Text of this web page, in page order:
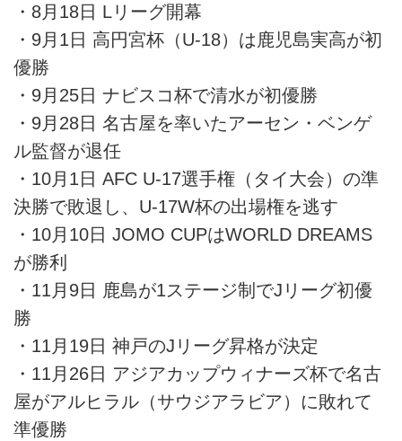
・8月18日 Lリーグ開幕
・9月1日 高円宮杯（U-18）は鹿児島実高が初
優勝
・9月25日 ナビスコ杯で清水が初優勝
・9月28日 名古屋を率いたアーセン・ベンゲ
ル監督が退任
・10月1日 AFC U-17選手権（タイ大会）の準
決勝で敗退し、U-17W杯の出場権を逃す
・10月10日 JOMO CUPはWORLD DREAMS
が勝利
・11月9日 鹿島が1ステージ制でJリーグ初優
勝
・11月19日 神戸のJリーグ昇格が決定
・11月26日 アジアカップウィナーズ杯で名古
屋がアルヒラル（サウジアラビア）に敗れて
準優勝